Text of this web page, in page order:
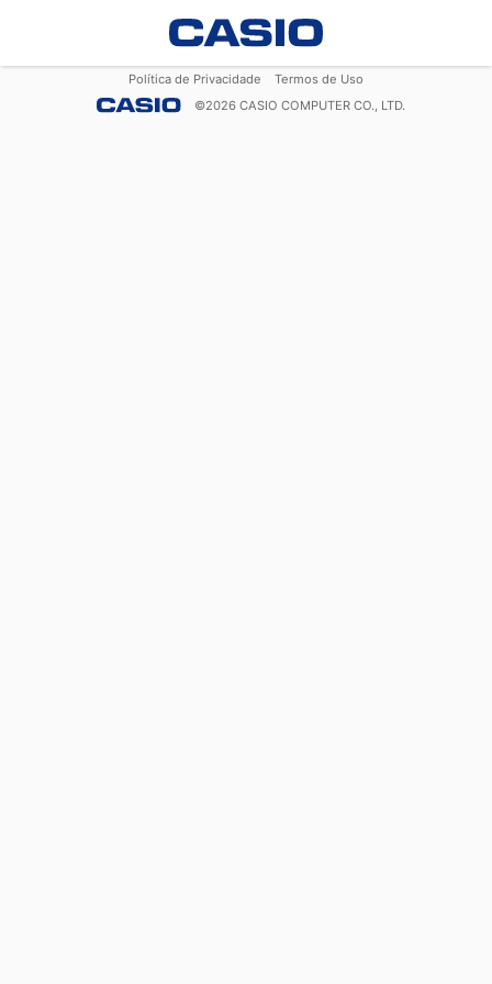
Política de Privacidade
Termos de Uso
©2026 CASIO COMPUTER CO., LTD.